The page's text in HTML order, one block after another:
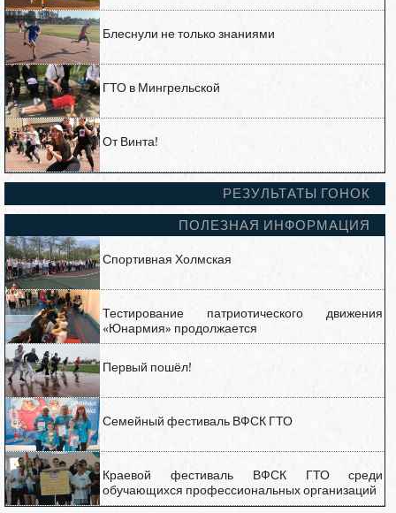
Блеснули не только знаниями
ГТО в Мингрельской
От Винта!
РЕЗУЛЬТАТЫ ГОНОК
ПОЛЕЗНАЯ ИНФОРМАЦИЯ
Спортивная Холмская
Тестирование патриотического движения
«Юнармия» продолжается
Первый пошёл!
Семейный фестиваль ВФСК ГТО
Краевой фестиваль ВФСК ГТО среди
обучающихся профессиональных организаций